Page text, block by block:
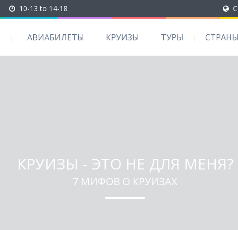
10-13 to 14-18
АВИАБИЛЕТЫ КРУИЗЫ ТУРЫ СТРАНЫ
КРУИЗЫ - ЭТО НЕ ДЛЯ МЕНЯ?
7 МИФОВ О КРУИЗАХ